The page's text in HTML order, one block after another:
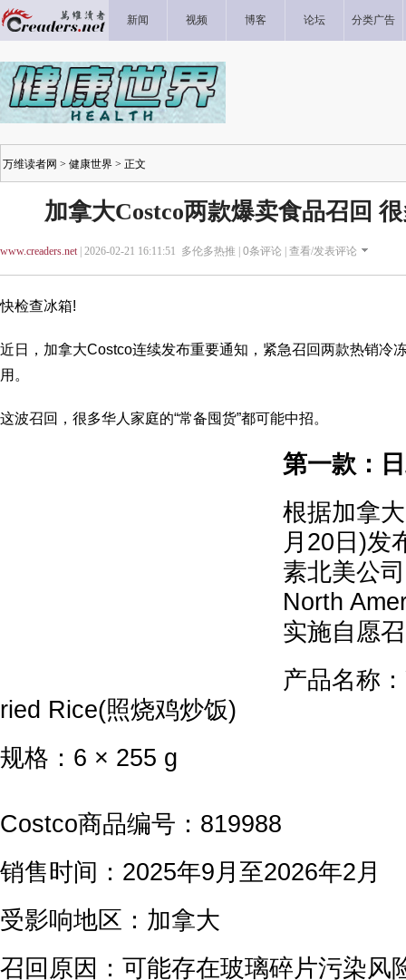
新闻 视频 博客 论坛 分类广告
万维读者网 > 健康世界 > 正文
加拿大Costco两款爆卖食品召回
www.creaders.net| 2026-02-21 16:11:51 多伦多热推 | 0条评论 | 查看/发表评论
快检查冰箱!
近日，加拿大Costco连续发布重要通知，紧急召回两款热销冷
用。
这波召回，很多华人家庭的“常备囤货”都可能中招。
第一款：
根据加拿
月20日)发
素北美公
North
实施自愿
产品名称
ried Rice(照烧鸡炒饭)
规格：6 × 255 g
Costco商品编号：819988
销售时间：2025年9月至2026年2月
受影响地区：加拿大
召回原因：可能存在玻璃碎片污染风